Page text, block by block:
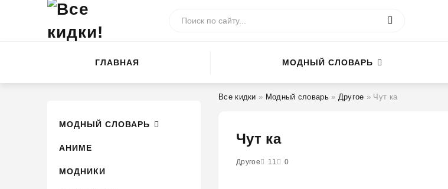
ГЛАВНАЯ МОДНЫЙ СЛОВАРЬ
МОДНЫЙ СЛОВАРЬ
АНИМЕ
МОДНИКИ
Все кидки » Модный словарь» Другое » Чут ка
Чут ка
Другое 11 0
2 3 4 5